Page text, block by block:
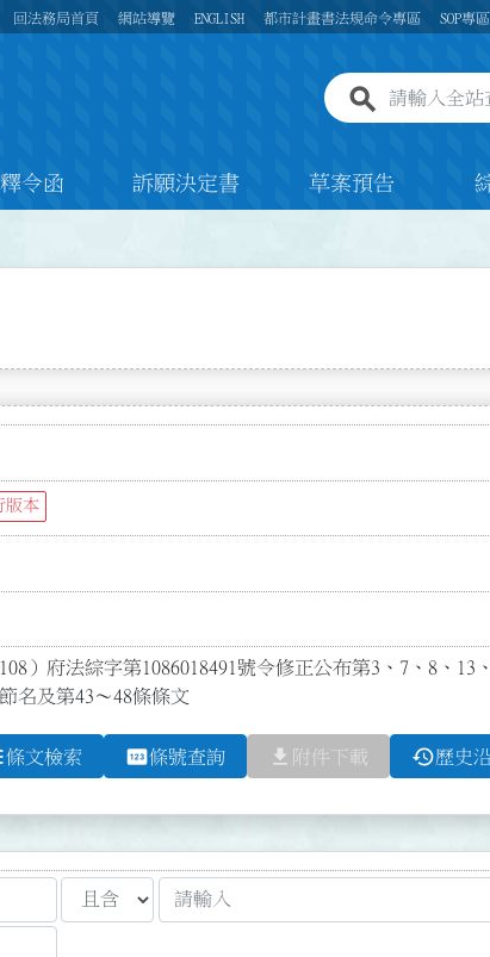
回法務局首頁 網站導覽 ENGLISH 都市計畫書法規命令專區 SOP專區
全站查詢關
令函 訴願決定書 草案預告
版本
）府法綜字第1086018491號令修正公布第3、7、8、13
名及第43～48條條文
條文檢索 pin條號查詢 file_download 附件下載 history歷史